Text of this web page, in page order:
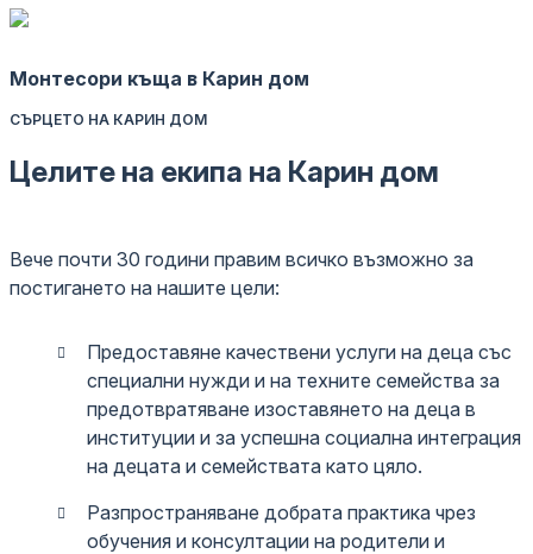
Монтесори къща в Карин дом
СЪРЦЕТО НА КАРИН ДОМ
Целите на екипа на Карин дом
Вече почти 30 години правим всичко възможно за
постигането на нашите цели:
Предоставяне качествени услуги на деца със
специални нужди и на техните семейства за
предотвратяване изоставянето на деца в
институции и за успешна социална интеграция
на децата и семействата като цяло.
Разпространяване добрата практика чрез
обучения и консултации на родители и